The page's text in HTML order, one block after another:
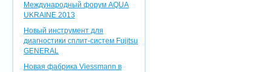
Международный форум AQUA
UKRAINE 2013
Новый инструмент для
диагностики сплит-систем Fujitsu
GENERAL
Новая фабрика Viessmann в